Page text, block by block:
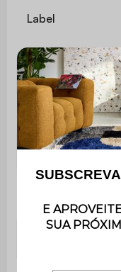
Label
Utilização
Peso
Garantia